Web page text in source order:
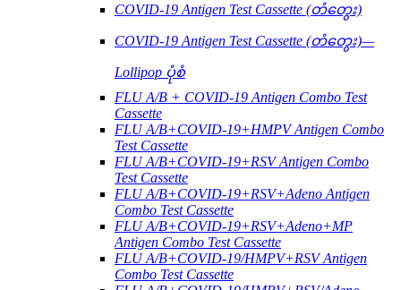
COVID-19 Antigen Test Cassette (တံတွေး)
COVID-19 Antigen Test Cassette (တံတွေး)—
Lollipop ပုံစံ
FLU A/B + COVID-19 Antigen Combo Test
Cassette
FLU A/B+COVID-19+HMPV Antigen Combo
Test Cassette
FLU A/B+COVID-19+RSV Antigen Combo
Test Cassette
FLU A/B+COVID-19+RSV+Adeno Antigen
Combo Test Cassette
FLU A/B+COVID-19+RSV+Adeno+MP
Antigen Combo Test Cassette
FLU A/B+COVID-19/HMPV+RSV Antigen
Combo Test Cassette